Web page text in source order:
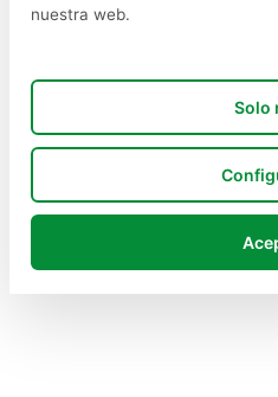
nuestra web.
Solo